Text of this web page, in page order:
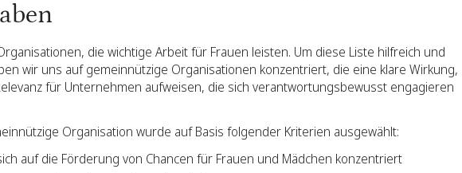
die wichtige Arbeit für Frauen leisten. Um diese Liste hilfreich und
wir uns auf gemeinnützige Organisationen konzentriert, die eine klare Wirkung,
für Unternehmen aufweisen, die sich verantwortungsbewusst engagieren
Organisation wurde auf Basis folgender Kriterien ausgewählt:
auf die Förderung von Chancen für Frauen und Mädchen konzentriert